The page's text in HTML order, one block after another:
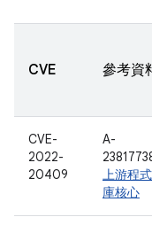
CVE 參考資
CVE-
2022-
20409
A-
上游程式
庫核心